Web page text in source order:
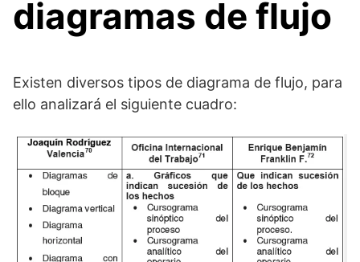
diagramas de flujo
Existen diversos tipos de diagrama de flujo, para
ello analizará el siguiente cuadro: